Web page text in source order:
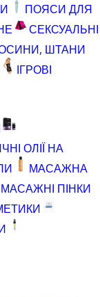
ПОЯСИ ДЛЯ
СЕКСУАЛЬНІ
ШТАНИ
ІГРОВІ
ОЛІЇ НА
МАСАЖНА
МАСАЖНІ ПІНКИ